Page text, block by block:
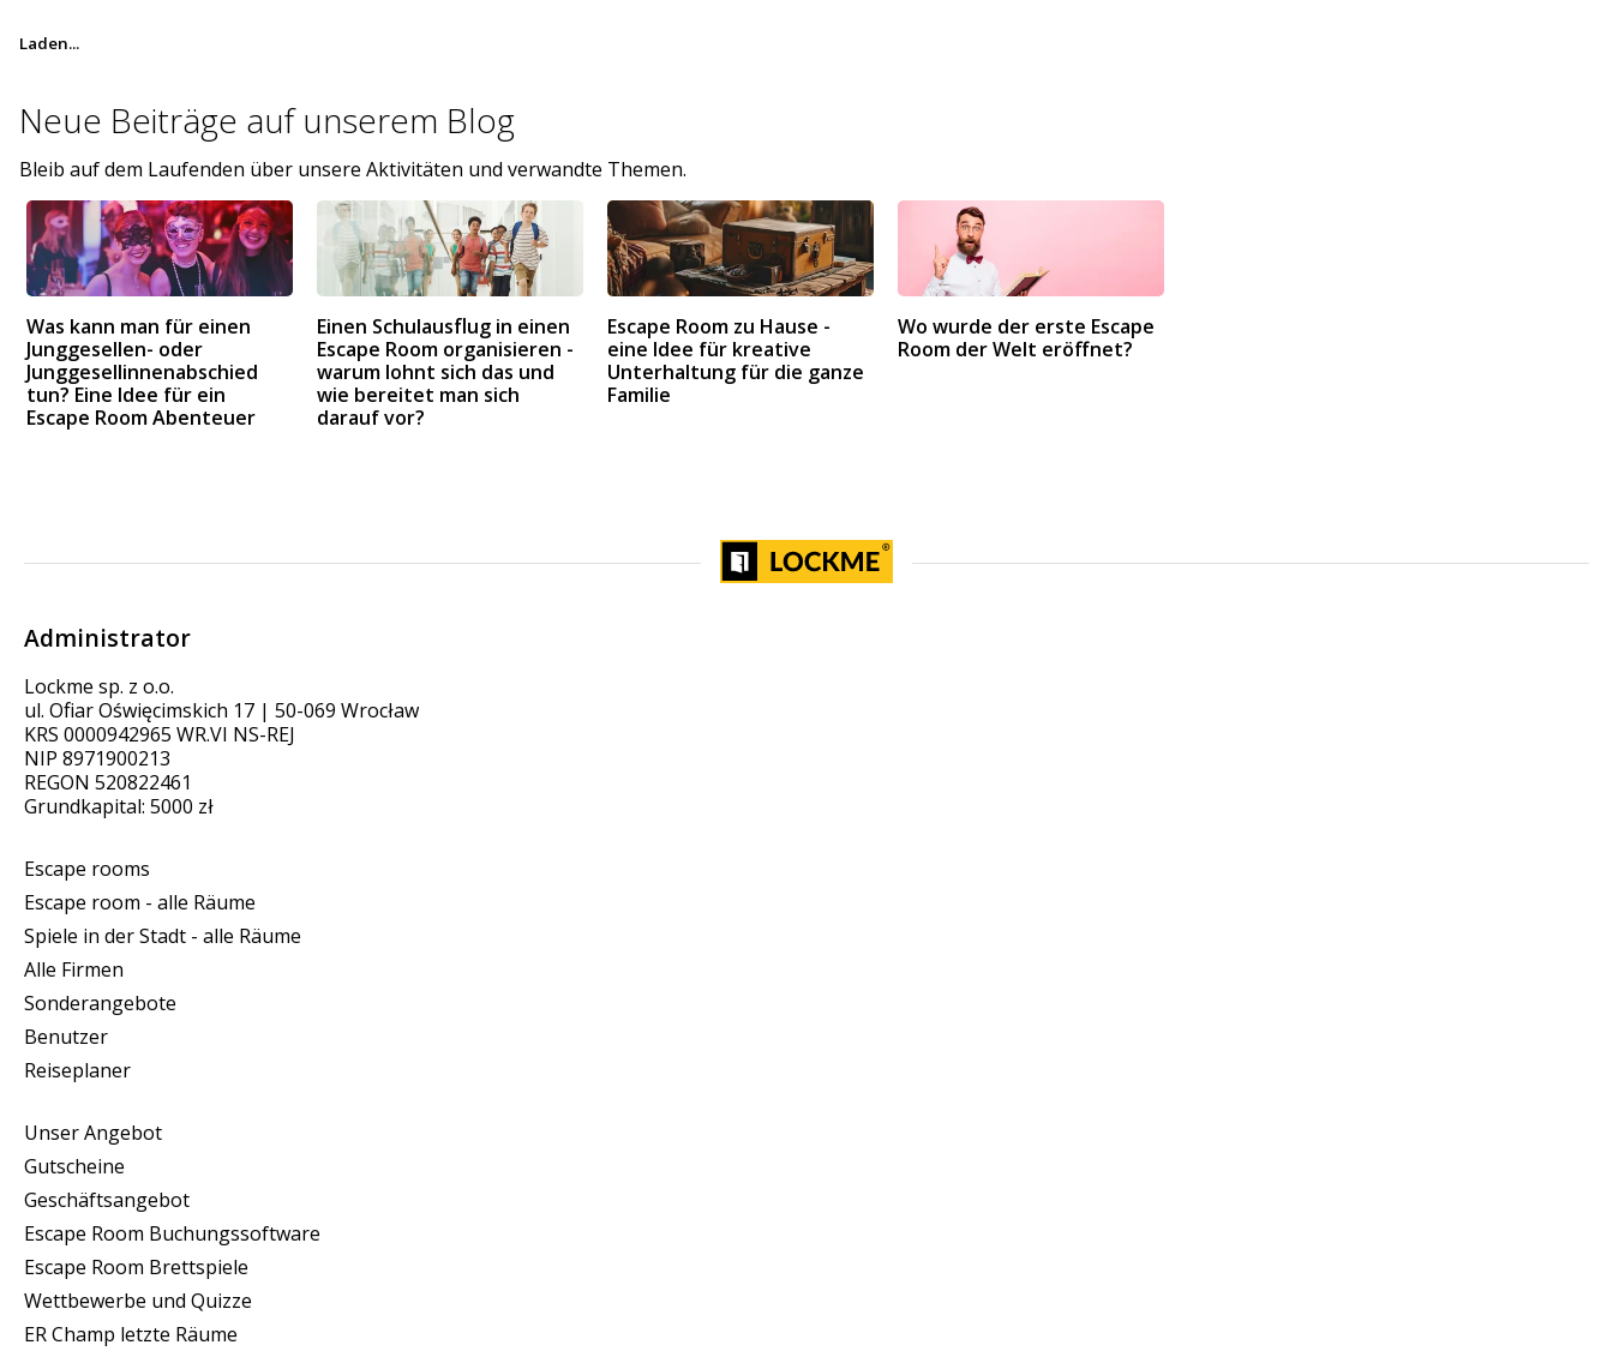
Laden...
Neue Beiträge aufunserem Blog
Bleib auf dem Laufenden über unsere Aktivitäten und verwandte Themen.
Was kann man für einen
Junggesellen- oder
Junggesellinnenabschied
tun? Eine Idee für ein
Escape Room Abenteuer
Einen Schulausflug in einen
Escape Room organisieren -
warum lohnt sich das und
wie bereitet man sich
darauf vor?
Escape Room zu Hause -
eine Idee für kreative
Unterhaltung für die ganze
Familie
Wo wurde der erste Escape
Room der Welt eröffnet?
Administrator
Lockme sp. z o.o.
ul. Ofiar Oświęcimskich 17 | 50-069 Wrocław
KRS 0000942965 WR.VI NS-REJ
NIP 8971900213
REGON 520822461
Grundkapital: 5000 zł
Escape rooms
Escape room - alle Räume
Spiele in der Stadt - alle Räume
Alle Firmen
Sonderangebote
Benutzer
Reiseplaner
Unser Angebot
Gutscheine
Geschäftsangebot
Escape Room Buchungssoftware
Escape Room Brettspiele
Wettbewerbe und Quizze
ER Champ letzte Räume